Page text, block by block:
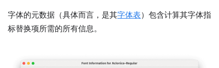
字体的元数据（具体而言，是其字体表）包含计算其字体指
标替换项所需的所有信息。